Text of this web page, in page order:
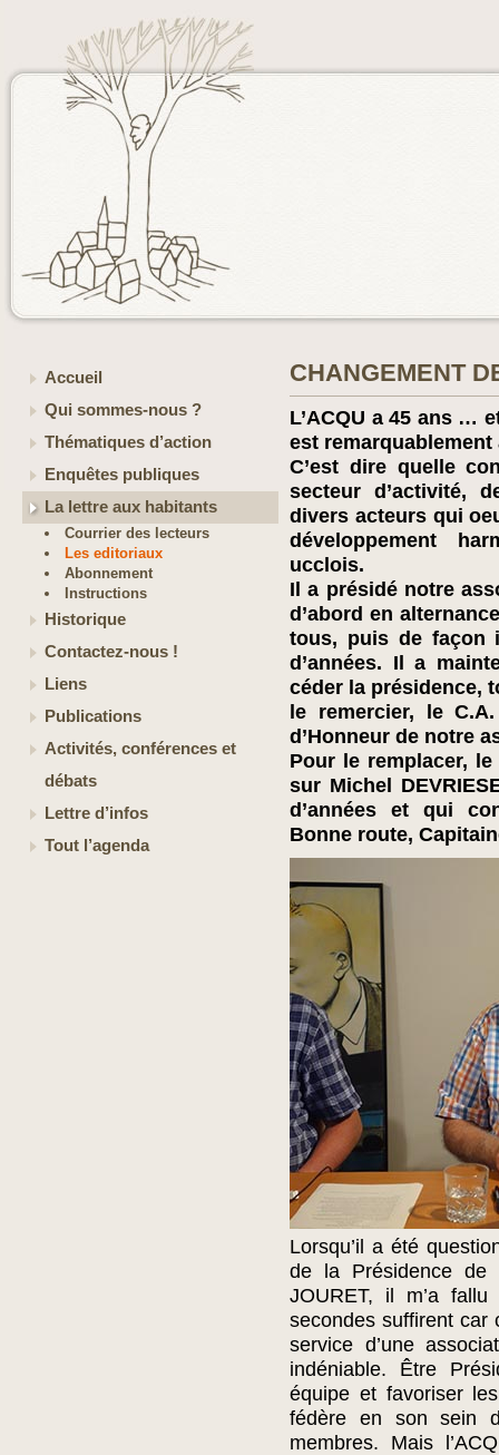
Accueil
Qui sommes-nous ?
Thématiques d’action
Enquêtes publiques
La lettre aux habitants
Courrier des lecteurs
Les editoriaux
Abonnement
Instructions
Historique
Contactez-nous !
Liens
Publications
Activités, conférences et
débats
Lettre d’infos
Tout l’agenda
CHANGEMENT
L’ACQU a 45 ans …
est
C’est dire quelle
secteur d’activité,
divers acteurs qui
développement
ucclois.
Il a présidé notre
d’abord en
tous, puis de façon
d’années. Il a
céder la présidence,
le remercier, le
d’Honneur de notre
Pour le remplacer, le
sur Michel
d’années et qui
Bonne route,
Lorsqu’il a été
de la Présidence de
JOURET, il m’a
secondes suffirent car
service d’une
indéniable. Être
équipe et favoriser
fédère en son sein
membres. Mais